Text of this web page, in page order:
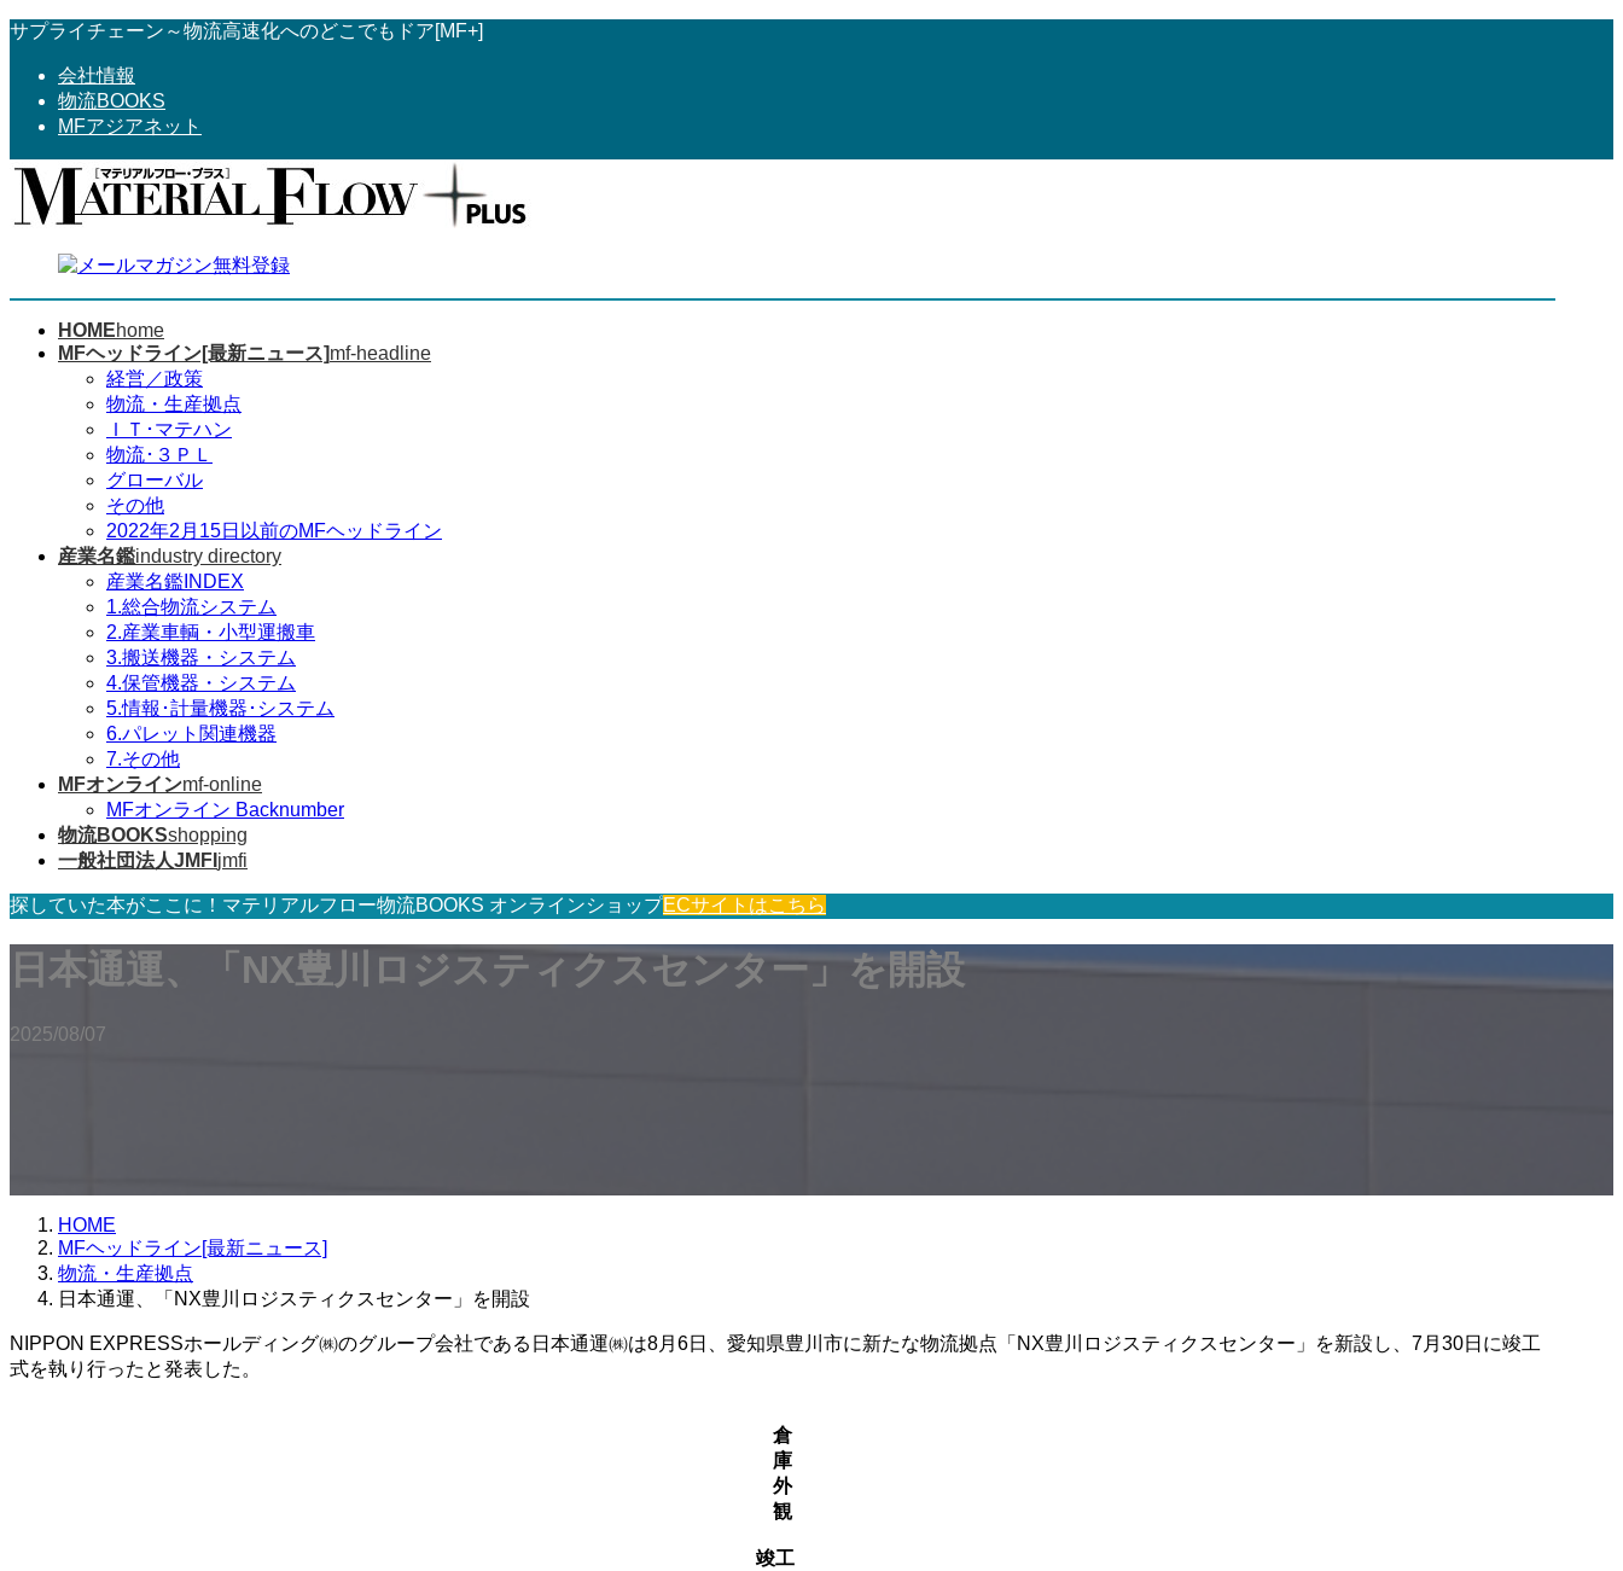
コ
へ
ス
ナ
ョ
ン
サプライチェーン～物流高速化へのどこでもドア[MF+]
会社情報
物流BOOKS
MFアジアネット
HOMEhome
MFヘッドライン[最新ニュース]mf-headline
経営／政策
物流・生産拠点
ＩＴ･マテハン
物流･３ＰＬ
グローバル
その他
2022年2月15日以前のMFヘッドライン
産業名鑑industry directory
産業名鑑INDEX
1.総合物流システム
2.産業車輌・小型運搬車
3.搬送機器・システム
4.保管機器・システム
5.情報･計量機器･システム
6.パレット関連機器
7.その他
MFオンラインmf-online
MFオンライン Backnumber
物流BOOKSshopping
一般社団法人JMFI jmfi
探していた本がここに！マテリアルフロー物流BOOKS オンラインショップECサイトはこちら
日本通運、「NX豊川ロジスティクスセンター」を開設
2025/08/07
HOME
MFヘッドライン[最新ニュース]
物流・生産拠点
日本通運、「NX豊川ロジスティクスセンター」を開設
NIPPON EXPRESSホールディング㈱のグループ会社である日本通運㈱は8月6日、愛知県豊川市に新たな物流拠点「NX豊川ロジスティクスセンター」を新設し、7月30日に竣工
式を執り行ったと発表した。
倉
庫
外
観
竣工